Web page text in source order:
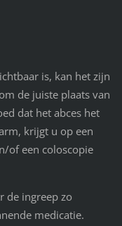
is, kan het zijn
de juiste plaats van
dat het abces het
krijgt u op een
of een coloscopie
de ingreep zo
medicatie.